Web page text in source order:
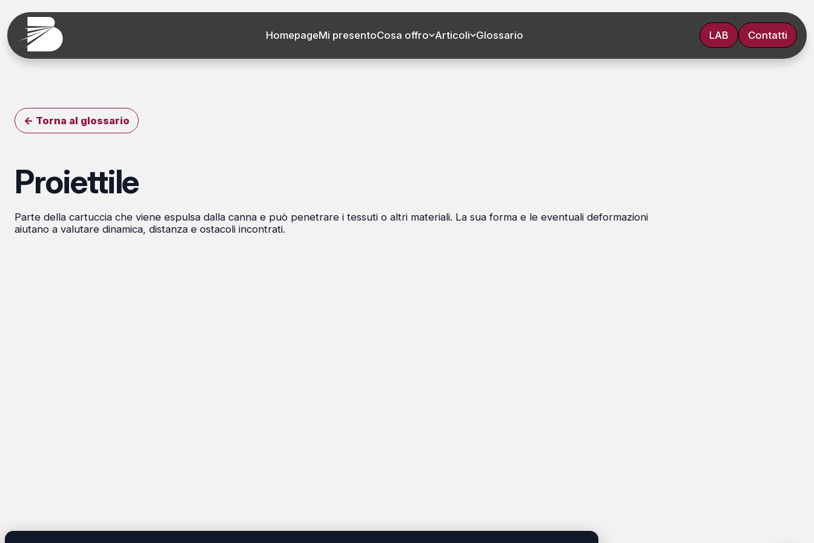
HomepageMi presentoCosa offro Articoli Glossario LAB Contatti
← Torna al glossario
Proiettile
Parte della cartuccia che viene espulsa dalla canna e può penetrare i tessuti o altri materiali. La sua forma e le eventuali deformazioni
aiutano a valutare dinamica, distanza e ostacoli incontrati.